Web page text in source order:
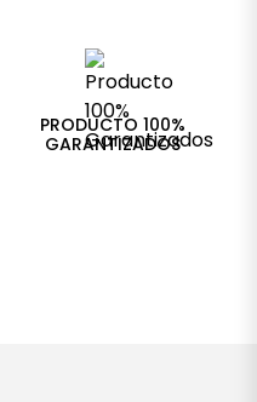
PRODUCTO 100%
GARANTIZADOS